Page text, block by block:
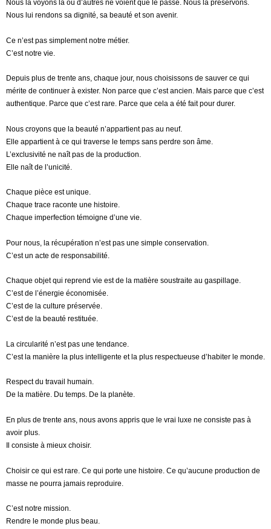
Nous la voyons là où d’autres ne voient que le passé. Nous la préservons.
Nous lui rendons sa dignité, sa beauté et son avenir.
Ce n’est pas simplement notre métier.
C’est notre vie.
Depuis plus de trente ans, chaque jour, nous choisissons de sauver ce qui
mérite de continuer à exister. Non parce que c’est ancien. Mais parce que c’est
authentique. Parce que c’est rare. Parce que cela a été fait pour durer.
Nous croyons que la beauté n’appartient pas au neuf.
Elle appartient à ce qui traverse le temps sans perdre son âme.
L’exclusivité ne naît pas de la production.
Elle naît de l’unicité.
Chaque pièce est unique.
Chaque trace raconte une histoire.
Chaque imperfection témoigne d’une vie.
Pour nous, la récupération n’est pas une simple conservation.
C’est un acte de responsabilité.
Chaque objet qui reprend vie est de la matière soustraite au gaspillage.
C’est de l’énergie économisée.
C’est de la culture préservée.
C’est de la beauté restituée.
La circularité n’est pas une tendance.
C’est la manière la plus intelligente et la plus respectueuse d’habiter le monde.
Respect du travail humain.
De la matière. Du temps. De la planète.
En plus de trente ans, nous avons appris que le vrai luxe ne consiste pas à
avoir plus.
Il consiste à mieux choisir.
Choisir ce qui est rare. Ce qui porte une histoire. Ce qu’aucune production de
masse ne pourra jamais reproduire.
C’est notre mission.
Rendre le monde plus beau.